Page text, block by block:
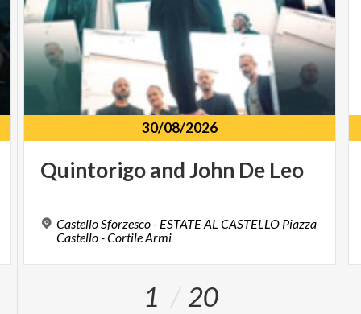
30/08/2026
QuintorigoandJohn De Leo
Castello Sforzesco - ESTATE AL CASTELLO Piazza
Castello - Cortile Armi
1 20